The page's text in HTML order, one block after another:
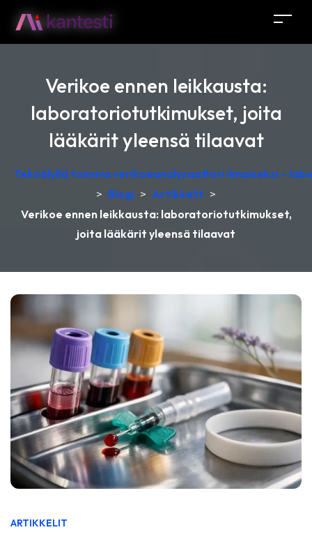
Verikoe ennen leikkausta:
laboratoriotutkimukset, joita
lääkärit yleensä tilaavat
Tekoälyllä toimiva verikoeanalysaattori ilmaiseksi –
> Blogi > Artikkelit >
Verikoe ennen leikkausta: laboratoriotutkimukset,
joita lääkärit yleensä tilaavat
ARTIKKELIT